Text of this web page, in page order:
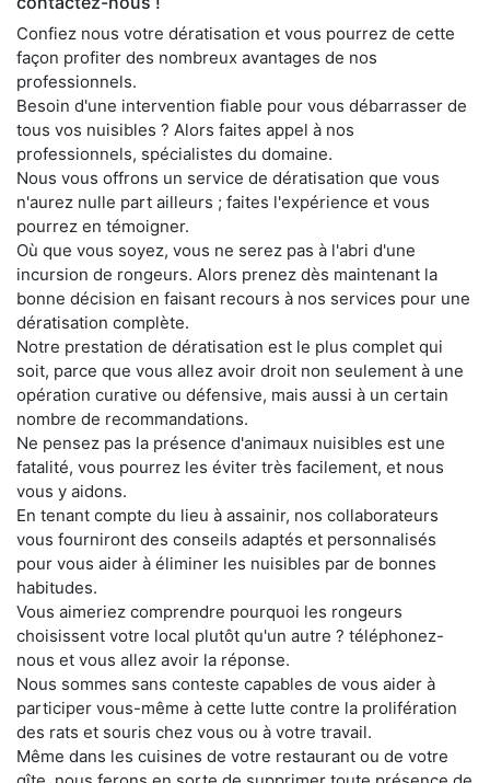
Confiez nous votre dératisation et vous pourrez de cette
façon profiter des nombreux avantages de nos
professionnels.
Besoin d'une intervention fiable pour vous débarrasser de
tous vos nuisibles ? Alors faites appel à nos
professionnels, spécialistes du domaine.
Nous vous offrons un service de dératisation que vous
n'aurez nulle part ailleurs ; faites l'expérience et vous
pourrez en témoigner.
Où que vous soyez, vous ne serez pas à l'abri d'une
incursion de rongeurs. Alors prenez dès maintenant la
bonne décision en faisant recours à nos services pour une
dératisation complète.
Notre prestation de dératisation est le plus complet qui
soit, parce que vous allez avoir droit non seulement à une
opération curative ou défensive, mais aussi à un certain
nombre de recommandations.
Ne pensez pas la présence d'animaux nuisibles est une
fatalité, vous pourrez les éviter très facilement, et nous
vous y aidons.
En tenant compte du lieu à assainir, nos collaborateurs
vous fourniront des conseils adaptés et personnalisés
pour vous aider à éliminer les nuisibles par de bonnes
habitudes.
Vous aimeriez comprendre pourquoi les rongeurs
choisissent votre local plutôt qu'un autre ? téléphonez-
nous et vous allez avoir la réponse.
Nous sommes sans conteste capables de vous aider à
participer vous-même à cette lutte contre la prolifération
des rats et souris chez vous ou à votre travail.
Même dans les cuisines de votre restaurant ou de votre